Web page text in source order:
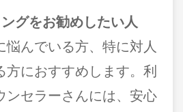
グをお勧めしたい人
悩んでいる方、特に対人
方におすすめします。利
ンセラーさんには、安心